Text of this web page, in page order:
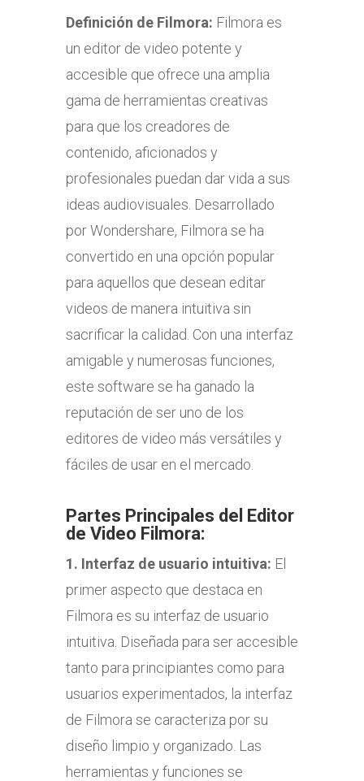
Definición de Filmora: Filmora es
un editor de video potente y
accesible que ofrece una amplia
gama de herramientas creativas
para que los creadores de
contenido, aficionados y
profesionales puedan dar vida a sus
ideas audiovisuales. Desarrollado
por Wondershare, Filmora se ha
convertido en una opción popular
para aquellos que desean editar
videos de manera intuitiva sin
sacrificar la calidad. Con una interfaz
amigable y numerosas funciones,
este software se ha ganado la
reputación de ser uno de los
editores de video más versátiles y
fáciles de usar en el mercado.
Partes Principales del Editor
de Video Filmora:
1. Interfaz de usuario intuitiva: El
primer aspecto que destaca en
Filmora es su interfaz de usuario
intuitiva. Diseñada para ser accesible
tanto para principiantes como para
usuarios experimentados, la interfaz
de Filmora se caracteriza por su
diseño limpio y organizado. Las
herramientas y funciones se